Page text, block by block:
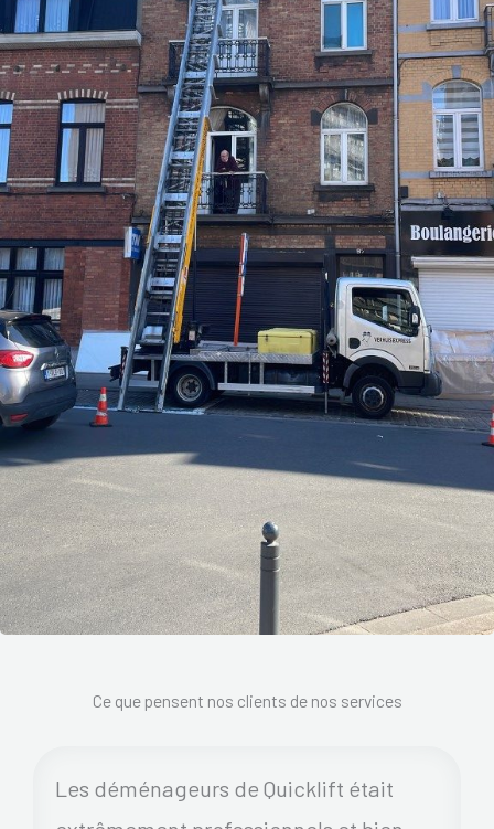
Ce que pensent nos clients de nos services
Les déménageurs de Quicklift était